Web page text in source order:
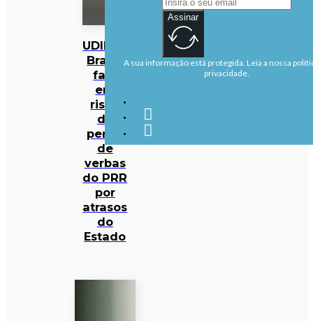
UDIPSS
Braga
fala
em
risco
de
perda
de
verbas
do PRR
por
atrasos
do
Estado
Assinar
A sua informação está protegida. Leia a nossa
privacidade.